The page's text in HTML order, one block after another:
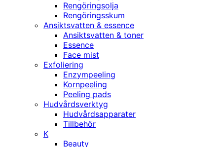
Rengöringsolja
Rengöringsskum
Ansiktsvatten & essence
Ansiktsvatten & toner
Essence
Face mist
Exfoliering
Enzympeeling
Kornpeeling
Peeling pads
Hudvårdsverktyg
Hudvårdsapparater
Tillbehör
K
Beauty